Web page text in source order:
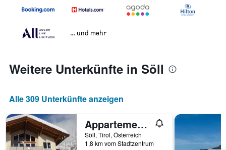
… und mehr
Weitere Unterkünfte in Söll
Alle 309 Unterkünfte anzeigen
Appartement Nani
Söll, Tirol, Österreich
1,8 km vom Stadtzentrum